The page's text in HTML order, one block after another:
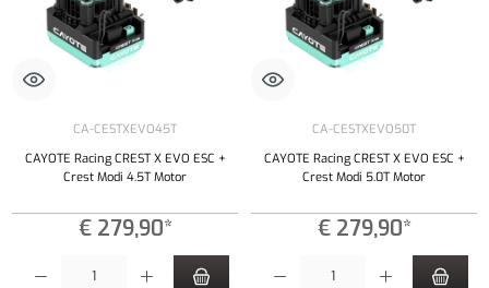
CA-CESTXEVO45T
CAYOTE Racing CREST X EVO ESC +
Crest Modi 4.5T Motor
€ 279,90*
CA-CESTXEVO50T
CAYOTE Racing CREST X EVO ESC +
Crest Modi 5.0T Motor
€ 279,90*